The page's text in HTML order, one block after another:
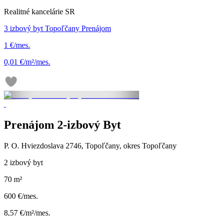
Realitné kancelárie SR
3 izbový byt Topoľčany Prenájom
1 €/mes.
0,01 €/m²/mes.
Prenájom 2-izbový Byt
P. O. Hviezdoslava 2746, Topoľčany, okres Topoľčany
2 izbový byt
70 m²
600 €/mes.
8,57 €/m²/mes.